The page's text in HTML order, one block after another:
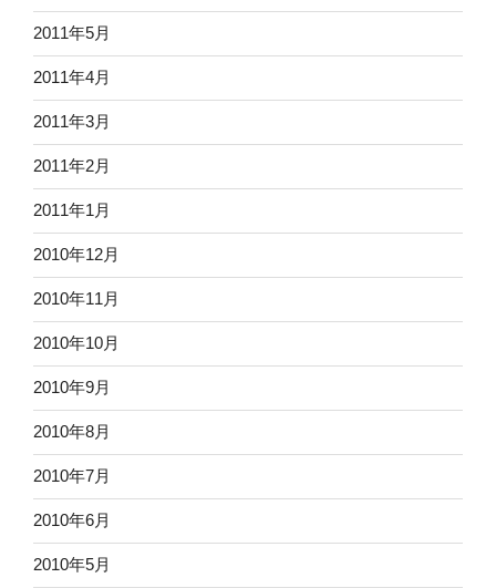
2011年5月
2011年4月
2011年3月
2011年2月
2011年1月
2010年12月
2010年11月
2010年10月
2010年9月
2010年8月
2010年7月
2010年6月
2010年5月